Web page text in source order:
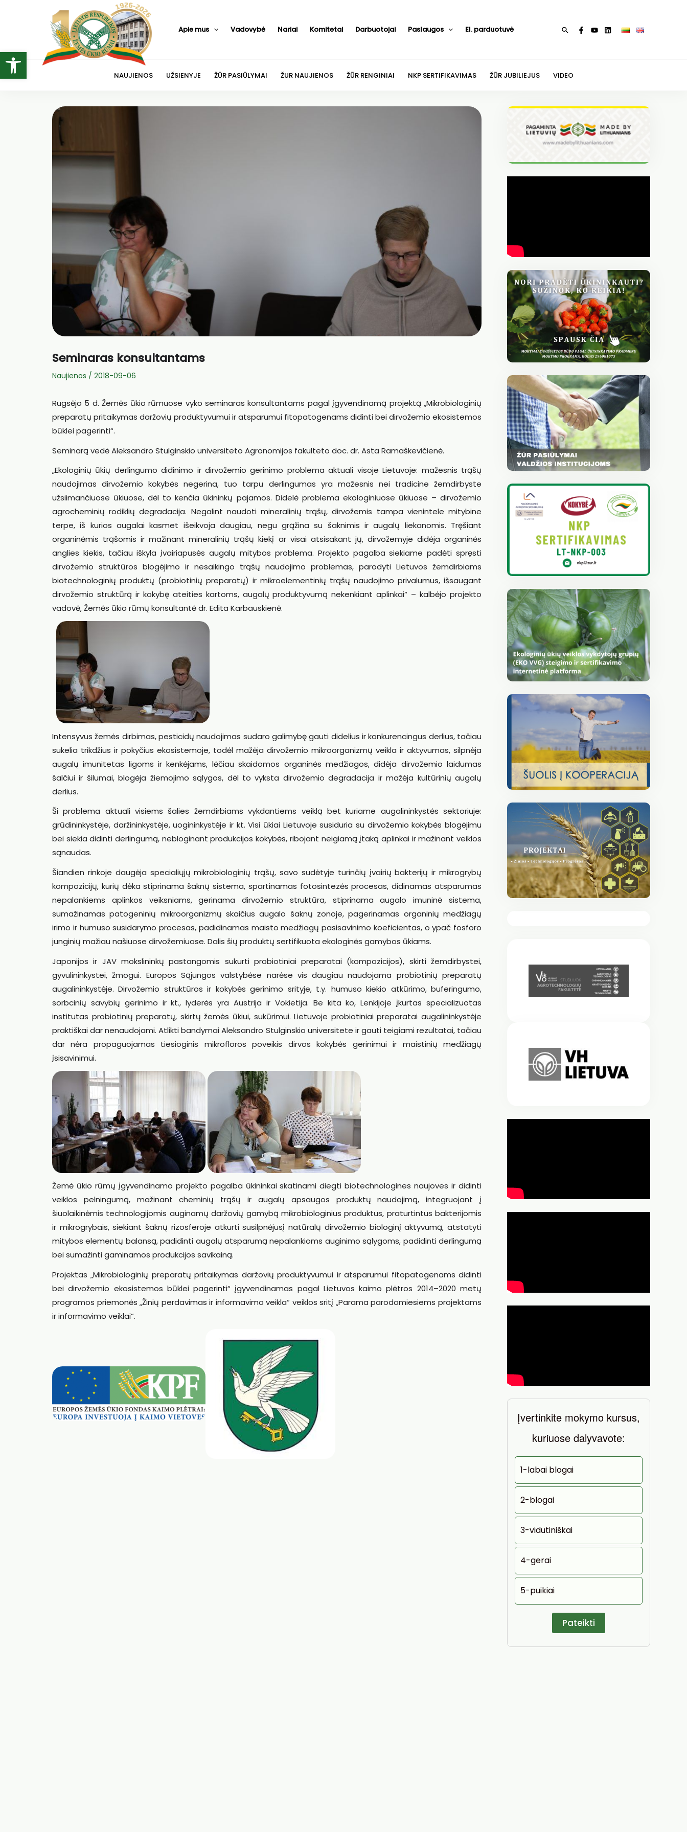
Open toolbar
Apie mus Vadovybė Nariai Komitetai Darbuotojai Paslaugos El. parduotuvė Paieška
NAUJIENOS UŽSIENYJE ŽŪR PASIŪLYMAI ŽUR NAUJIENOS ŽŪR RENGINIAI NKP SERTIFIKAVIMAS ŽŪR JUBILIEJUS VIDEO
Seminaras konsultantams
Naujienos / 2018-09-06
Rugsėjo 5 d. Žemės ūkio rūmuose vyko seminaras konsultantams pagal įgyvendinamą projektą „Mikrobiologinių
preparatų pritaikymas daržovių produktyvumui ir atsparumui fitopatogenams didinti bei dirvožemio ekosistemos
būklei pagerinti“.
Seminarą vedė Aleksandro Stulginskio universiteto Agronomijos fakulteto doc. dr. Asta Ramaškevičienė.
„Ekologinių ūkių derlingumo didinimo ir dirvožemio gerinimo problema aktuali visoje Lietuvoje: mažesnis trąšų
naudojimas dirvožemio kokybės negerina, tuo tarpu derlingumas yra mažesnis nei tradicine žemdirbyste
užsiimančiuose ūkiuose, dėl to kenčia ūkininkų pajamos. Didelė problema ekologiniuose ūkiuose – dirvožemio
agrocheminių rodiklių degradacija. Negalint naudoti mineralinių trąšų, dirvožemis tampa vienintele mitybine
terpe, iš kurios augalai kasmet išeikvoja daugiau, negu grąžina su šaknimis ir augalų liekanomis. Tręšiant
organinėmis trąšomis ir mažinant mineralinių trąšų kiekį ar visai atsisakant jų, dirvožemyje didėja organinės
anglies kiekis, tačiau iškyla įvairiapusės augalų mitybos problema. Projekto pagalba siekiame padėti spręsti
dirvožemio struktūros blogėjimo ir nesaikingo trąšų naudojimo problemas, parodyti Lietuvos žemdirbiams
biotechnologinių produktų (probiotinių preparatų) ir mikroelementinių trąšų naudojimo privalumus, išsaugant
dirvožemio struktūrą ir kokybę ateities kartoms, augalų produktyvumą nekenkiant aplinkai“ – kalbėjo projekto
vadovė, Žemės ūkio rūmų konsultantė dr. Edita Karbauskienė.
Intensyvus žemės dirbimas, pesticidų naudojimas sudaro galimybę gauti didelius ir konkurencingus derlius, tačiau
sukelia trikdžius ir pokyčius ekosistemoje, todėl mažėja dirvožemio mikroorganizmų veikla ir aktyvumas, silpnėja
augalų imunitetas ligoms ir kenkėjams, lėčiau skaidomos organinės medžiagos, didėja dirvožemio laidumas
šalčiui ir šilumai, blogėja žiemojimo sąlygos, dėl to vyksta dirvožemio degradacija ir mažėja kultūrinių augalų
derlius.
Ši problema aktuali visiems šalies žemdirbiams vykdantiems veiklą bet kuriame augalininkystės sektoriuje:
grūdininkystėje, daržininkystėje, uogininkystėje ir kt. Visi ūkiai Lietuvoje susiduria su dirvožemio kokybės blogėjimu
bei siekia didinti derlingumą, nebloginant produkcijos kokybės, ribojant neigiamą įtaką aplinkai ir mažinant veiklos
sąnaudas.
Šiandien rinkoje daugėja specialiųjų mikrobiologinių trąšų, savo sudėtyje turinčių įvairių bakterijų ir mikrogrybų
kompozicijų, kurių dėka stiprinama šaknų sistema, spartinamas fotosintezės procesas, didinamas atsparumas
nepalankiems aplinkos veiksniams, gerinama dirvožemio struktūra, stiprinama augalo imuninė sistema,
sumažinamas patogeninių mikroorganizmų skaičius augalo šaknų zonoje, pagerinamas organinių medžiagų
irimo ir humuso susidarymo procesas, padidinamas maisto medžiagų pasisavinimo koeficientas, o ypač fosforo
junginių mažiau našiuose dirvožemiuose. Dalis šių produktų sertifikuota ekologinės gamybos ūkiams.
Japonijos ir JAV mokslininkų pastangomis sukurti probiotiniai preparatai (kompozicijos), skirti žemdirbystei,
gyvulininkystei, žmogui. Europos Sąjungos valstybėse narėse vis daugiau naudojama probiotinių preparatų
augalininkystėje. Dirvožemio struktūros ir kokybės gerinimo srityje, t.y. humuso kiekio atkūrimo, buferingumo,
sorbcinių savybių gerinimo ir kt., lyderės yra Austrija ir Vokietija. Be kita ko, Lenkijoje įkurtas specializuotas
institutas probiotinių preparatų, skirtų žemės ūkiui, sukūrimui. Lietuvoje probiotiniai preparatai augalininkystėje
praktiškai dar nenaudojami. Atlikti bandymai Aleksandro Stulginskio universitete ir gauti teigiami rezultatai, tačiau
dar nėra propaguojamas tiesioginis mikrofloros poveikis dirvos kokybės gerinimui ir maistinių medžiagų
įsisavinimui.
Žemė ūkio rūmų įgyvendinamo projekto pagalba ūkininkai skatinami diegti biotechnologines naujoves ir didinti
veiklos pelningumą, mažinant cheminių trąšų ir augalų apsaugos produktų naudojimą, integruojant į
šiuolaikinėmis technologijomis auginamų daržovių gamybą mikrobiologinius produktus, praturtintus bakterijomis
ir mikrogrybais, siekiant šaknų rizosferoje atkurti susilpnėjusį natūralų dirvožemio biologinį aktyvumą, atstatyti
mitybos elementų balansą, padidinti augalų atsparumą nepalankioms auginimo sąlygoms, padidinti derlingumą
bei sumažinti gaminamos produkcijos savikainą.
Projektas „Mikrobiologinių preparatų pritaikymas daržovių produktyvumui ir atsparumui fitopatogenams didinti
bei dirvožemio ekosistemos būklei pagerinti“ įgyvendinamas pagal Lietuvos kaimo plėtros 2014–2020 metų
programos priemonės „Žinių perdavimas ir informavimo veikla“ veiklos sritį „Parama parodomiesiems projektams
ir informavimo veiklai“.
Įvertinkite mokymo kursus,
kuriuose dalyvavote:
1-labai blogai
2-blogai
3-vidutiniškai
4-gerai
5-puikiai